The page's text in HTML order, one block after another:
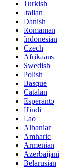
Turkish
Italian
Danish
Romanian
Indonesian
Czech
Afrikaans
Swedish
Polish
Basque
Catalan
Esperanto
Hindi
Lao
Albanian
Amharic
Armenian
Azerbaijani
Belarusian